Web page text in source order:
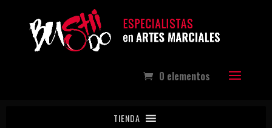
0 elementos
TIENDA